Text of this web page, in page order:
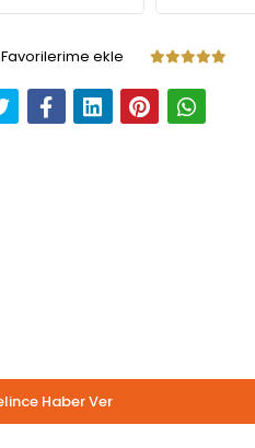
Favorilerime ekle
Haber Ver